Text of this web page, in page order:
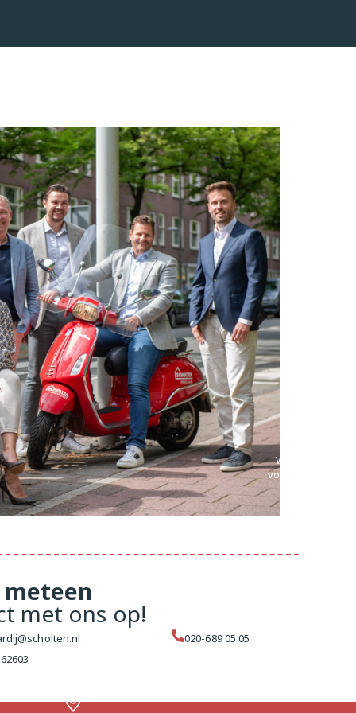
Wij staan
voor je klaar
meteen
met ons op!
020-689 05 05